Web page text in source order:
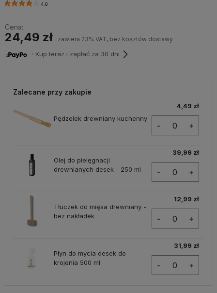
4.0
Cena:
24,49 zł zawiera 23% VAT, bez kosztów dostawy
・Kup teraz i zapłać za 30 dni
Zalecane przy zakupie
Pędzelek drewniany kuchenny
4,49 zł
- +
Olej do pielęgnacji
drewnianych desek - 250 ml
39,99 zł
- +
Tłuczek do mięsa drewniany -
bez nakładek
12,99 zł
- +
Płyn do mycia desek do
krojenia 500 ml
31,99 zł
- +